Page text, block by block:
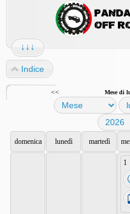
↓↓↓
Indice
<< Mese di
domenica lunedì martedì
1